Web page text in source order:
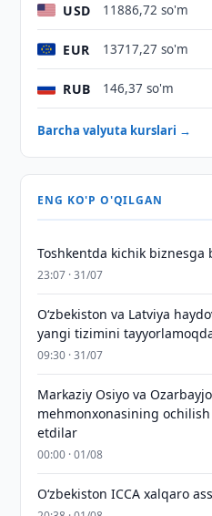
USD 11886,72 so'm
EUR 13717,27 so'm
RUB 146,37 so'm
Barcha valyuta kurslari →
ENG KO'P O'QILGAN
Toshkentda kichik
23:07 · 31/07
Oʻzbekiston va Latviya
yangi tizimini
09:30 · 31/07
Markaziy Osiyo va
mehmonxonasining
etdilar
00:00 · 01/08
O‘zbekiston ICCA xalqaro